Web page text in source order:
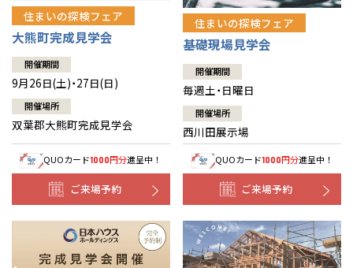
住まいの探検フェア
大熊町完成見学会
開催期間
9月26日(土)・27日(日)
開催場所
双葉郡大熊町完成見学会
QUOカード1000円分進呈中！
ご来場予約
住まいの探検フェア
基礎現場見学会
開催期間
毎週土・日曜日
開催場所
西川田展示場
QUOカード1000円分進呈中！
ご来場予約